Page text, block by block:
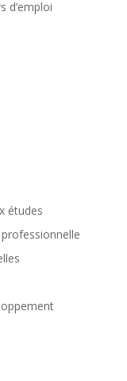
d’emploi
études